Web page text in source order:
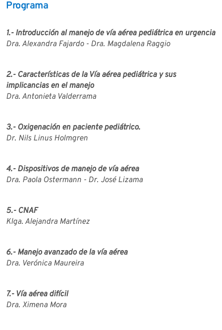
Programa
1.- Introducción al manejo de vía aérea pediátrica en urgencia
Dra. Alexandra Fajardo - Dra. Magdalena Raggio
2.- Características de la Vía aérea pediátrica y sus
implicancias en el manejo
Dra. Antonieta Valderrama
3.- Oxigenación en paciente pediátrico.
Dr. Nils Linus Holmgren
4.- Dispositivos de manejo de vía aérea
Dra. Paola Ostermann - Dr. José Lizama
5.- CNAF
Klga. Alejandra Martínez
6.- Manejo avanzado de la vía aérea
Dra. Verónica Maureira
7.- Vía aérea difícil
Dra. Ximena Mora